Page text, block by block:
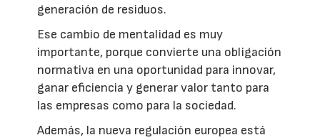
generación de residuos.
Ese cambio de mentalidad es muy
importante, porque convierte una obligación
normativa en una oportunidad para innovar,
ganar eficiencia y generar valor tanto para
las empresas como para la sociedad.
Además, la nueva regulación europea está